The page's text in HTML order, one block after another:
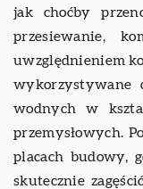
jak choćby
przesiewanie,
uwzględnieniem
wykorzystywane
wodnych w
przemysłowych.
placach budowy,
skutecznie